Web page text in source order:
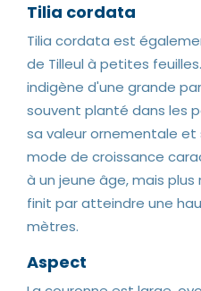
Tilia cordata
Tilia cordata est
de Tilleul à petites
indigène d'une grande
souvent planté dans les
sa valeur ornementale et
mode de croissance
à un jeune âge, mais
finit par atteindre une
mètres.
Aspect